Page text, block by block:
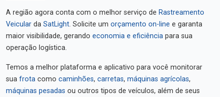
A região agora conta com o melhor serviço de Rastreamento
Veicular da SatLight. Solicite um orçamento on-line e garanta
maior visibilidade, gerando economia e eficiência para sua
operação logística.
Temos a melhor plataforma e aplicativo para você monitorar
sua frota como caminhões, carretas, máquinas agrícolas,
máquinas pesadas ou outros tipos de veículos, além de seus